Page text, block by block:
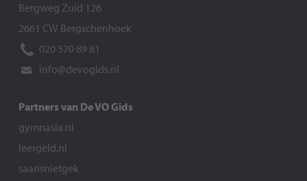
Bergweg Zuid 126
2661 CW Bergschenhoek
020 570 89 81
info@devogids.nl
Partners van De VO Gids
gymnasia.nl
leergeld.nl
saarisnietgek